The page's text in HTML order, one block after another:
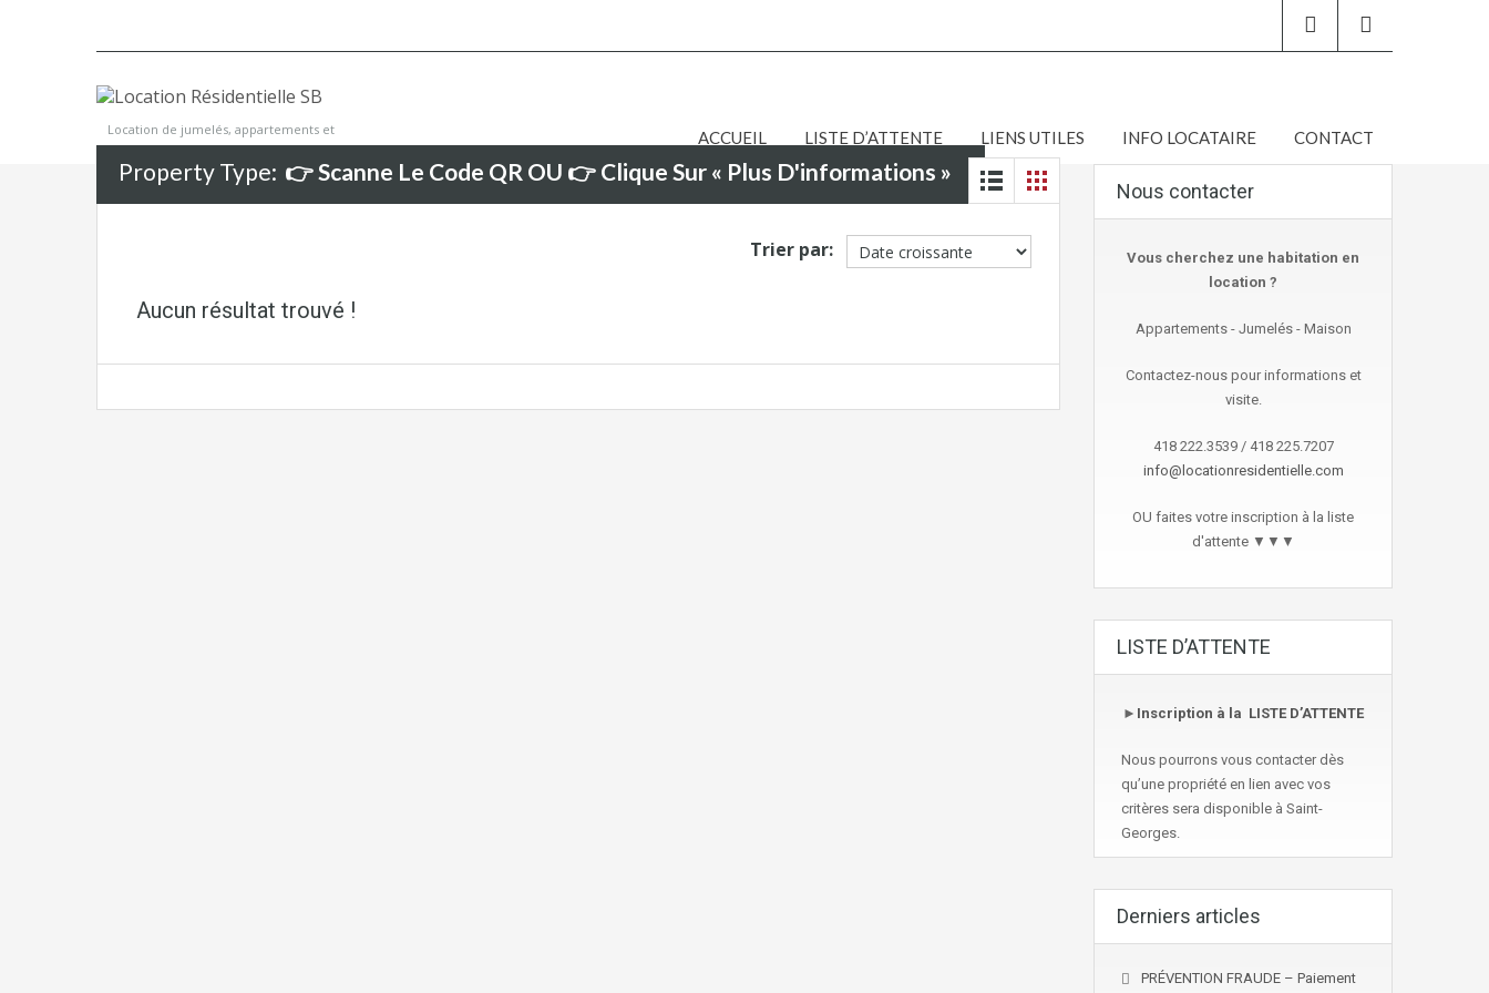
Location de jumelés, appartements et
ACCUEIL LISTE D’ATTENTE LIENS UTILES INFO LOCATAIRE CONTACT
Property Type: 👉 Scanne Le Code QR OU 👉 Clique Sur « Plus D'informations »
Trier par:
Aucun résultat trouvé !
Nous contacter
Vous cherchez une habitation en
location ?
Appartements - Jumelés - Maison
Contactez-nous pour informations et
visite.
418 222.3539 / 418 225.7207
info@locationresidentielle.com
OU faites votre inscription à la liste
d'attente ▼▼▼
LISTE D’ATTENTE
► Inscription à la LISTE D’ATTENTE
Nous pourrons vous contacter dès
qu’une propriété en lien avec vos
critères sera disponible à Saint-
Georges.
Derniers articles
PRÉVENTION FRAUDE – Paiement